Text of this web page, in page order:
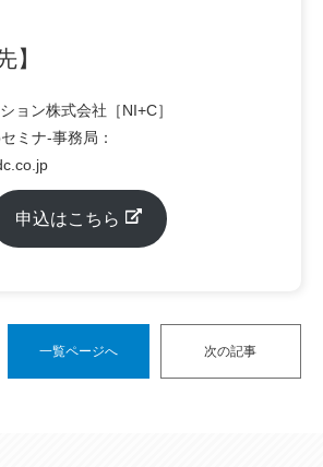
】
ョン株式会社［NI+C］
ミナ-事務局：
申込はこちら
一覧ページへ 次の記事